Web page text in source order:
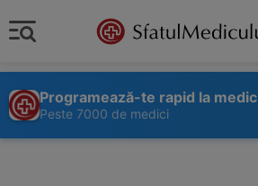
Programează-te rapid la medic
Peste 7000 de medici